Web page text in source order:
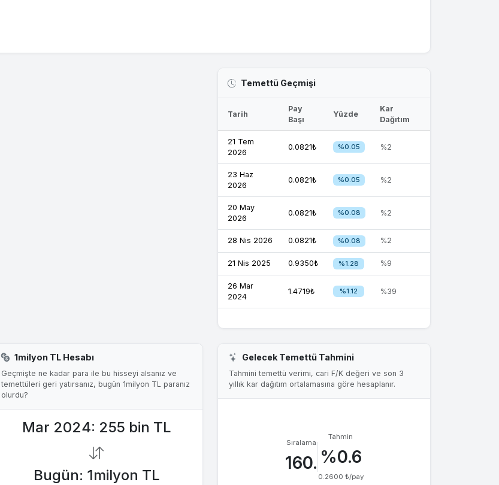
Temettü Geçmişi
Tarih
Pay
Başı
Yüzde
Kar
Dağıtım
21 Tem
2026
0.0821₺ %0.05 %2
23 Haz
2026
0.0821₺ %0.05 %2
20 May
2026
0.0821₺ %0.08 %2
28 Nis 2026 0.0821₺ %0.08 %2
21 Nis 2025 0.9350₺ %1.28 %9
26 Mar
2024
1.4719₺ %1.12 %39
1milyon TL Hesabı
Geçmişte ne kadar para ile bu hisseyi alsanız ve
temettüleri geri yatırsanız, bugün 1milyon TL paranız
olurdu?
Mar 2024: 255 bin TL
Bugün: 1milyon TL
Gelecek Temettü Tahmini
Tahmini temettü verimi, cari F/K değeri ve son 3
yıllık kar dağıtım ortalamasına göre hesaplanır.
Sıralama
160.
Tahmin
%0.6
0.2600 ₺/pay